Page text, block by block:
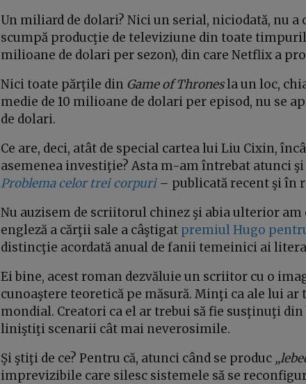
Un miliard de dolari? Nici un serial, niciodată, nu a
scumpă producţie de televiziune din toate
milioane de dolari per sezon), din care Netflix a
Nici toate părţile din Game of Thronesla un loc,
medie de 10 milioane de dolari per episod, nu se
de dolari.
Ce are, deci, atât de special cartea lui Liu Cixin,
asemenea investiţie? Asta m-am întrebat atunci
Problema celor trei corpuri– publicată recent şi în
Nu auzisem de scriitorul chinez şi abia ulterior am
engleză a cărţii sale a câştigat premiul Hugo
distincţie acordată anual de fanii temeinici ai
Ei bine, acest roman dezvăluie un scriitor cu o
cunoaştere teoretică pe măsură. Minţi ca ale lui
mondial. Creatori ca el ar trebui să fie susţinuţi
liniştiţi scenarii cât mai neverosimile.
Şi ştiţi de ce? Pentru că, atunci când se produc
imprevizibile care silesc sistemele să se